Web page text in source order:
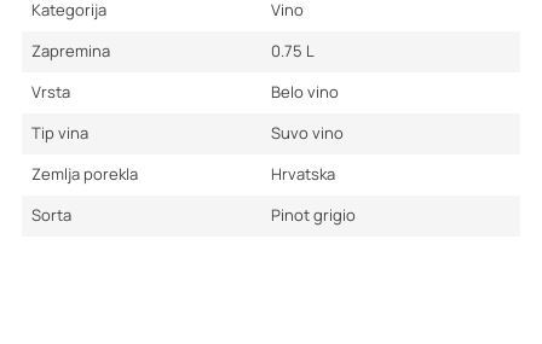
Kategorija
Vino
Zapremina
0.75 L
Vrsta
Belo vino
Tip vina
Suvo vino
Zemlja porekla
Hrvatska
Sorta
Pinot grigio